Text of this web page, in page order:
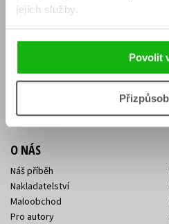
jejich služby.
Povolit
Jak nakoupit
KONTAKTY
Sídlo společnosti
O NÁS
Náš příběh
Nakladatelství
Maloobchod
Pro autory